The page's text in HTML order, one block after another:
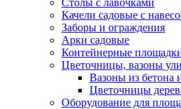
Столы с лавочками
Качели садовые с
Заборы и ограждения
Арки садовые
Контейнерные
Цветочницы, вазоны
Вазоны из бетона
Цветочницы
Оборудование для